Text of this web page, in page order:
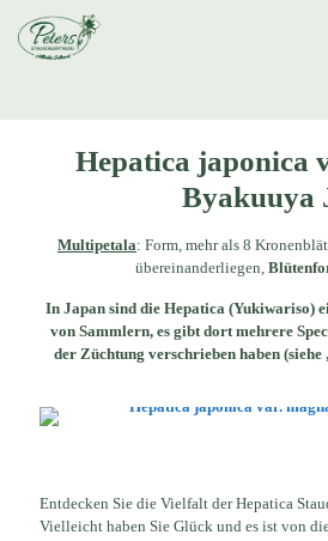
Hepatica japonica
Byakuuya
Multipetala: Form, mehr als 8
übereinanderliegen,
In Japan sind die Hepatica (Yukiwariso)
von Sammlern, es gibt dort mehrere
der Züchtung verschrieben haben
Entdecken Sie die Vielfalt der Hepatica
Vielleicht haben Sie Glück und es ist von